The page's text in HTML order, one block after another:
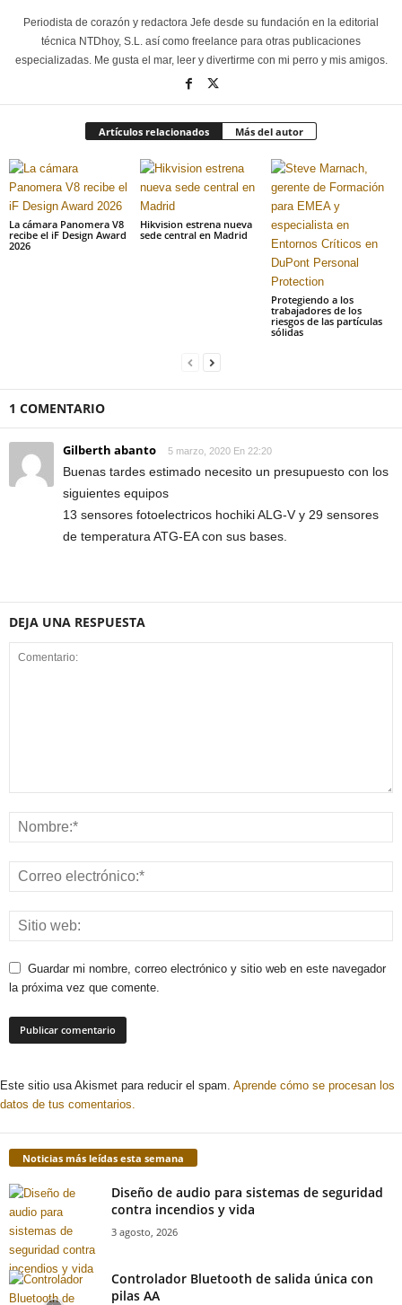
Periodista de corazón y redactora Jefe desde su fundación en la editorial
técnica NTDhoy, S.L. así como freelance para otras publicaciones
especializadas. Me gusta el mar, leer y divertirme con mi perro y mis amigos.
Artículos relacionados Más del autor
La cámara Panomera V8
recibe el iF Design Award
2026
Hikvision estrena nueva
sede central en Madrid
Protegiendo a los
trabajadores de los
riesgos de las partículas
sólidas
1 COMENTARIO
Gilberth abanto 5 marzo, 2020 En 22:20
Buenas tardes estimado necesito un presupuesto con los
siguientes equipos
13 sensores fotoelectricos hochiki ALG-V y 29 sensores
de temperatura ATG-EA con sus bases.
DEJA UNA RESPUESTA
Guardar mi nombre, correo electrónico y sitio web en este navegador
la próxima vez que comente.
Este sitio usa Akismet para reducir el spam. Aprende cómo se procesan los
datos de tus comentarios.
Noticias más leídas esta semana
Diseño de audio para sistemas de seguridad
contra incendios y vida
3 agosto, 2026
Controlador Bluetooth de salida única con
pilas AA